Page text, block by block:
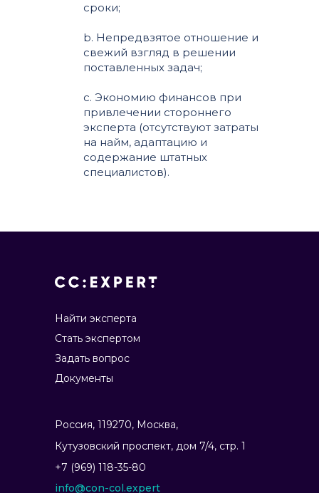
сроки;
b. Непредвзятое отношение и
свежий взгляд в решении
поставленных задач;
c. Экономию финансов при
привлечении стороннего
эксперта (отсутствуют затраты
на найм, адаптацию и
содержание штатных
специалистов).
Найти эксперта
Стать экспертом
Задать вопрос
Документы
Россия, 119270, Москва,
info@con-col.expert
+7 (969) 118-35-80
Ку­тузов­ский прос­пект, дом 7/4, стр. 1